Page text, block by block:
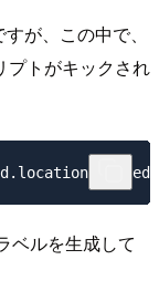
すが、この中で、
プトがキックされ
ベルを生成して